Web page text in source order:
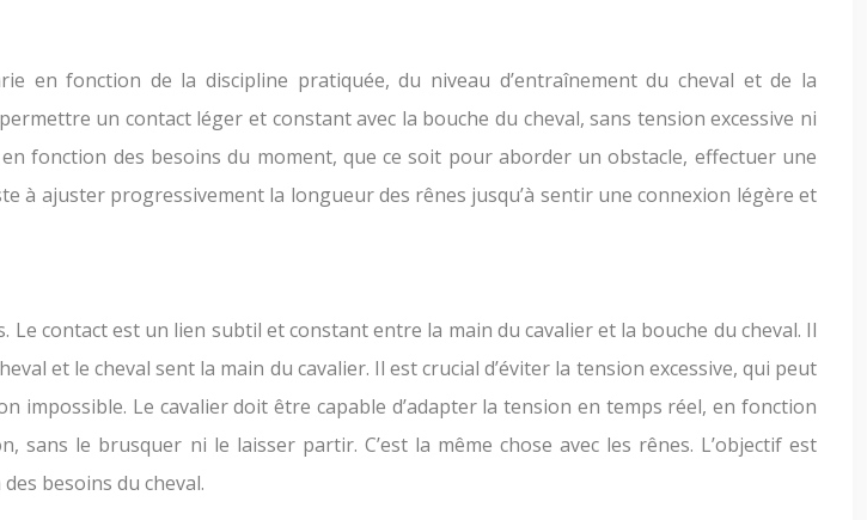
en fonction de la discipline pratiquée, du niveau d’entraînement du cheval et de la
un contact léger et constant avec la bouche du cheval, sans tension excessive ni
fonction des besoins du moment, que ce soit pour aborder un obstacle, effectuer une
à ajuster progressivement la longueur des rênes jusqu’à sentir une connexion légère et
contact est un lien subtil et constant entre la main du cavalier et la bouche du cheval. Il
et le cheval sent la main du cavalier. Il est crucial d’éviter la tension excessive, qui peut
impossible. Le cavalier doit être capable d’adapter la tension en temps réel, en fonction
sans le brusquer ni le laisser partir. C’est la même chose avec les rênes. L’objectif est
besoins du cheval.